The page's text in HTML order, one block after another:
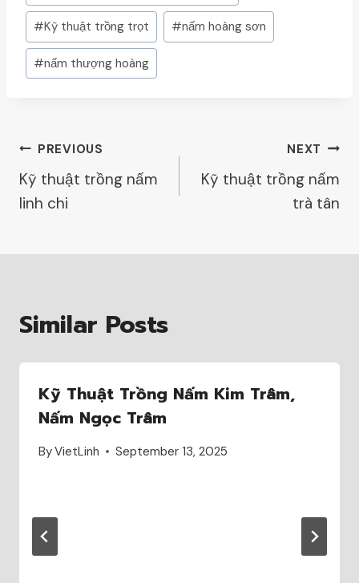
#Kỹ thuật trồng trọt #nấm hoàng sơn
#nấm thượng hoàng
Post
Navigation
PREVIOUS
Kỹ thuật trồng nấm
linh chi
NEXT
Kỹ thuật trồng nấm
trà tân
Similar Posts
Kỹ Thuật Trồng Nấm Kim Trâm,
Nấm Ngọc Trâm
ByVietLinh September 13, 2025